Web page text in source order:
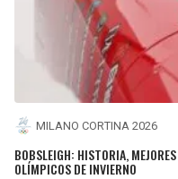
MILANO CORTINA 2026
BOBSLEIGH: HISTORIA,
OLÍMPICOS DE INVIERNO